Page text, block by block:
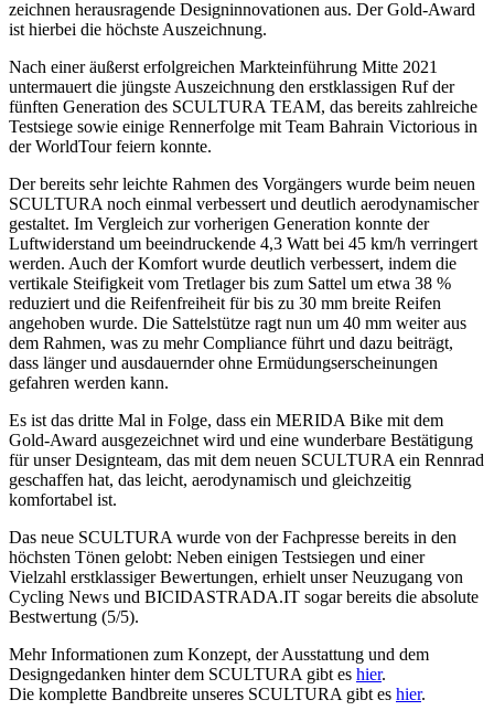
zeichnen herausragende Designinnovationen aus. Der Gold-Award
ist hierbei die höchste Auszeichnung.
Nach einer äußerst erfolgreichen Markteinführung Mitte 2021
untermauert die jüngste Auszeichnung den erstklassigen Ruf der
fünften Generation des SCULTURA TEAM, das bereits zahlreiche
Testsiege sowie einige Rennerfolge mit Team Bahrain Victorious in
der WorldTour feiern konnte.
Der bereits sehr leichte Rahmen des Vorgängers wurde beim neuen
SCULTURA noch einmal verbessert und deutlich aerodynamischer
gestaltet. Im Vergleich zur vorherigen Generation konnte der
Luftwiderstand um beeindruckende 4,3 Watt bei 45 km/h verringert
werden. Auch der Komfort wurde deutlich verbessert, indem die
vertikale Steifigkeit vom Tretlager bis zum Sattel um etwa 38 %
reduziert und die Reifenfreiheit für bis zu 30 mm breite Reifen
angehoben wurde. Die Sattelstütze ragt nun um 40 mm weiter aus
dem Rahmen, was zu mehr Compliance führt und dazu beiträgt,
dass länger und ausdauernder ohne Ermüdungserscheinungen
gefahren werden kann.
Es ist das dritte Mal in Folge, dass ein MERIDA Bike mit dem
Gold-Award ausgezeichnet wird und eine wunderbare Bestätigung
für unser Designteam, das mit dem neuen SCULTURA ein Rennrad
geschaffen hat, das leicht, aerodynamisch und gleichzeitig
komfortabel ist.
Das neue SCULTURA wurde von der Fachpresse bereits in den
höchsten Tönen gelobt: Neben einigen Testsiegen und einer
Vielzahl erstklassiger Bewertungen, erhielt unser Neuzugang von
Cycling News und BICIDASTRADA.IT sogar bereits die absolute
Bestwertung (5/5).
Mehr Informationen zum Konzept, der Ausstattung und dem
Designgedanken hinter dem SCULTURA gibt es hier.
Die komplette Bandbreite unseres SCULTURA gibt es hier.